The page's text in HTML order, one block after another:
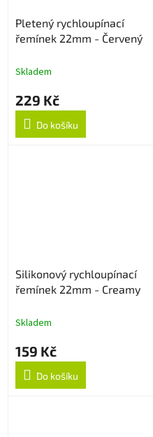
Pletený rychloupínací
řemínek 22mm - Červený
Skladem
229 Kč
Do košíku
Silikonový rychloupínací
řemínek 22mm - Creamy
Skladem
159 Kč
Do košíku